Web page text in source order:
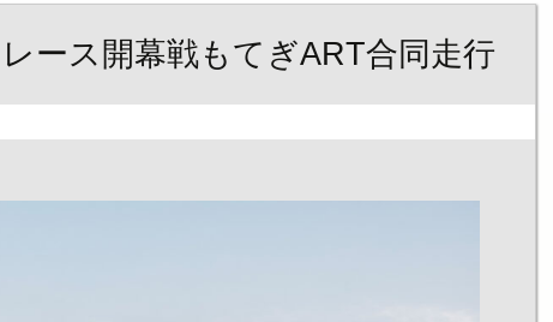
ース開幕戦もてぎART合同走行